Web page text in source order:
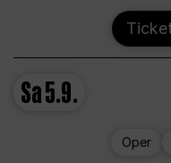
Sa5.9.
Oper